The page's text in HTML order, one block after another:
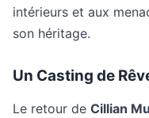
intérieurs et aux
son héritage.
Un Casting de
Le retour de Cillian